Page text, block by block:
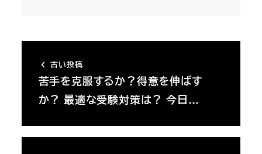
古い投稿
苦手を克服するか？得意を伸ばす
か？ 最適な受験対策は？ 今日…